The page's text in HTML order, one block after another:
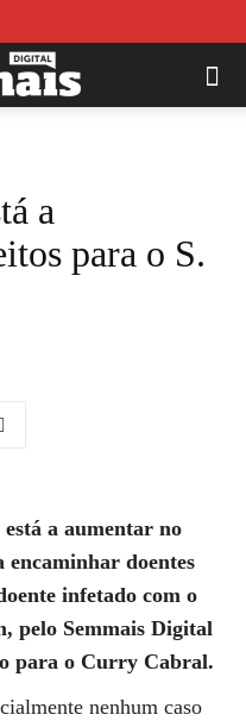
a
para o S.
está a aumentar no
encaminhar doentes
infetado com o
pelo Semmais Digital
para o Curry Cabral.
nenhum caso